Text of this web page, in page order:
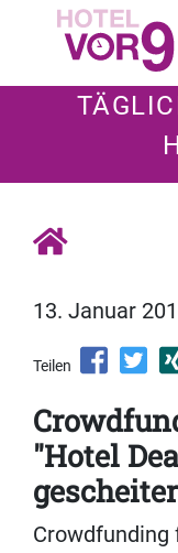
13. Januar
Teilen
"Hotel
gescheiter
Crowdfunding